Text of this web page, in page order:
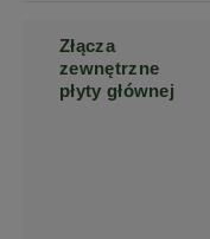
Złącza
zewnętrzne
płyty głównej